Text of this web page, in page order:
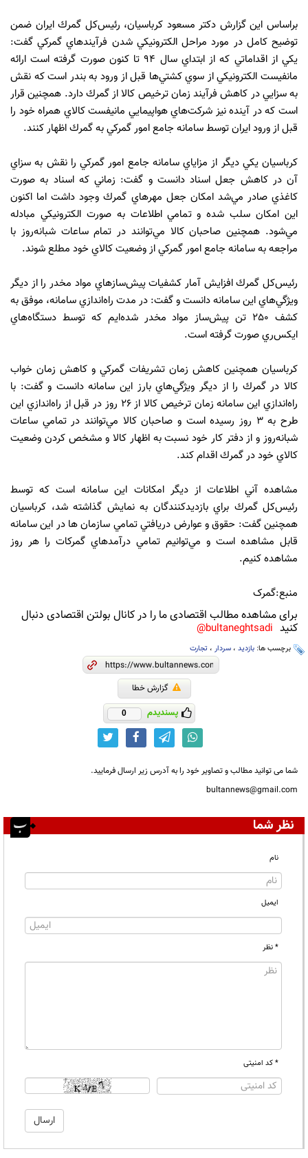
براساس اين گزارش دكتر مسعود كرباسيان، رئيس‌كل گمرك ايران ضمن
توضيح كامل در مورد مراحل الكترونيكي شدن فرآيندهاي گمركي گفت:
يكي از اقداماتي كه از ابتداي سال 94 تا كنون صورت گرفته است ارائه
مانفيست الكترونيكي از سوي كشتي‌ها قبل از ورود به بندر است كه نقش
به سزايي در كاهش فرآيند زمان ترخيص كالا از گمرك دارد. همچنين قرار
است كه در آينده نيز شركت‌هاي هواپيمايي مانيفست كالاي همراه خود را
قبل از ورود ايران توسط سامانه جامع امور گمركي به گمرك اظهار كنند.
كرباسيان يكي ديگر از مزاياي سامانه جامع امور گمركي را نقش به سزاي
آن در كاهش جعل اسناد دانست و گفت: زماني كه اسناد به صورت
كاغذي صادر مي‌شد امكان جعل مهرهاي گمرك وجود داشت اما اكنون
اين امكان سلب شده و تمامي اطلاعات به صورت الكترونيكي مبادله
مي‌شود. همچنين صاحبان كالا مي‌توانند در تمام ساعات شبانه‌روز با
مراجعه به سامانه جامع امور گمركي از وضعيت كالاي خود مطلع شوند.
رئيس‌كل گمرك افزايش آمار كشفيات پيش‌سازهاي مواد مخدر را از ديگر
ويژگي‌هاي اين سامانه دانست و گفت: در مدت راه‌اندازي سامانه، موفق به
كشف 250 تن پيش‌ساز مواد مخدر شده‌ايم كه توسط دستگاه‌هاي
ايكس‌ري صورت گرفته است.
كرباسيان همچنين كاهش زمان تشريفات گمركي و كاهش زمان خواب
كالا در گمرك را از ديگر ويژگي‌هاي بارز اين سامانه دانست و گفت: با
راه‌اندازي اين سامانه زمان ترخيص كالا از 26 روز در قبل از راه‌اندازي اين
طرح به 3 روز رسيده است و صاحبان كالا مي‌توانند در تمامي ساعات
شبانه‌روز و از دفتر كار خود نسبت به اظهار كالا و مشخص كردن وضعيت
كالاي خود در گمرك اقدام كند.
مشاهده آني اطلاعات از ديگر امكانات اين سامانه است كه توسط
رئيس‌كل گمرك براي بازديدكنندگان به نمايش گذاشته شد، كرباسيان
همچنين گفت: حقوق و عوارض دريافتي تمامي سازمان ها در اين سامانه
قابل مشاهده است و مي‌توانيم تمامي درآمدهاي گمركات را هر روز
مشاهده كنيم.
منبع:گمرک
برای مشاهده مطالب اقتصادی ما را در کانال بولتن اقتصادی دنبال
کنید bultaneghtsadi@
برچسب ها: بازدید ، سردار ، تجارت
گزارش خطا
پسندیدم 0
شما می توانید مطالب و تصاویر خود را به آدرس زیر ارسال فرمایید.
bultannews@gmail.com
نظر شما
نام
ایمیل
* نظر
* کد امنیتی